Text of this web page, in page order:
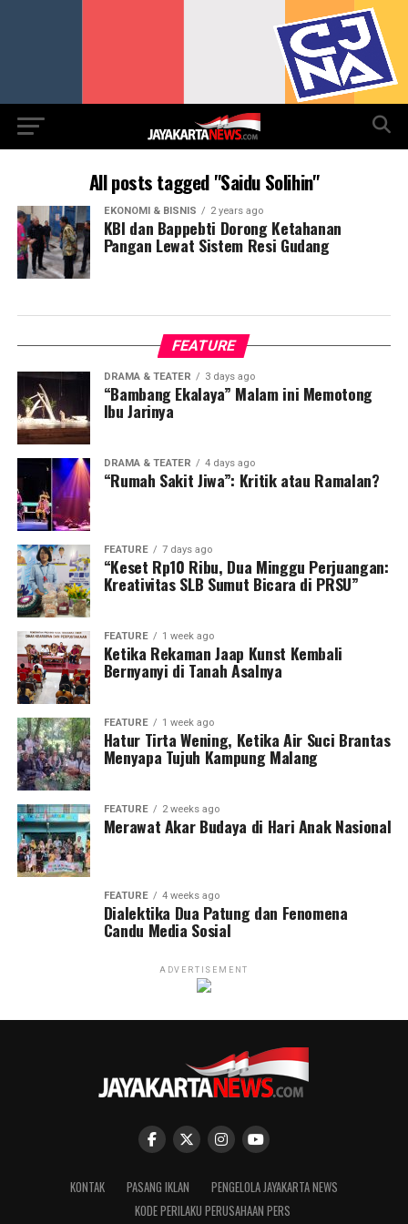
All posts tagged "Saidu Solihin"
EKONOMI & BISNIS 2 years ago
KBI dan Bappebti Dorong Ketahanan
Pangan Lewat Sistem Resi Gudang
FEATURE
DRAMA & TEATER 3 days ago
“Bambang Ekalaya” Malam ini Memotong
Ibu Jarinya
DRAMA & TEATER 4 days ago
“Rumah Sakit Jiwa”: Kritik atau Ramalan?
FEATURE 7 days ago
“Keset Rp10 Ribu, Dua Minggu Perjuangan:
Kreativitas SLB Sumut Bicara di PRSU”
FEATURE 1 week ago
Ketika Rekaman Jaap Kunst Kembali
Bernyanyi di Tanah Asalnya
FEATURE 1 week ago
Hatur Tirta Wening, Ketika Air Suci Brantas
Menyapa Tujuh Kampung Malang
FEATURE 2 weeks ago
Merawat Akar Budaya di Hari Anak Nasional
FEATURE 4 weeks ago
Dialektika Dua Patung dan Fenomena
Candu Media Sosial
ADVERTISEMENT
KONTAK PASANG IKLAN
PENGELOLA JAYAKARTA NEWS
KODE PERILAKU PERUSAHAAN PERS